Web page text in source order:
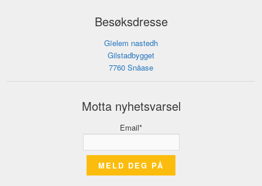
Besøksdresse
Gïelem nastedh
Gilstadbygget
7760 Snåase
Motta nyhetsvarsel
Email*